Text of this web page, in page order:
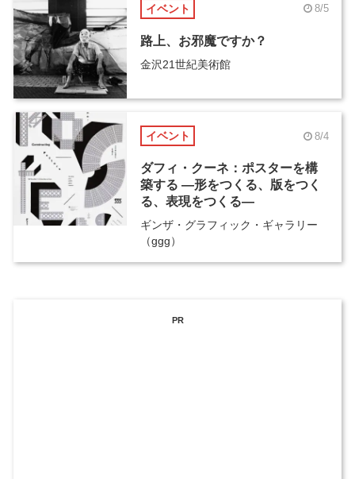
イベント 8/5
路上、お邪魔ですか？
金沢21世紀美術館
イベント 8/4
ダフィ・クーネ：ポスターを構
築する ―形をつくる、版をつく
る、表現をつくる―
ギンザ・グラフィック・ギャラリー
（ggg）
PR